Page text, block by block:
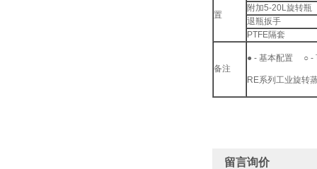
置
附加5-20L旋转瓶
退瓶扳手
PTFE隔套
备注
● - 基本配置 ○ -
RE系列工业旋转
留言询价